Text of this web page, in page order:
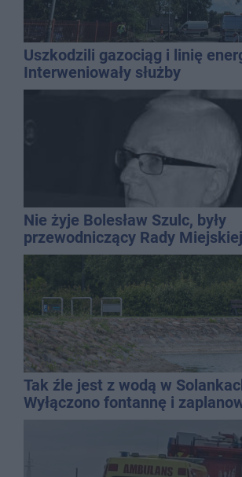
Uszkodzili gazociąg i linię
Interweniowały służby
Nie żyje Bolesław Szulc, były
przewodniczący Rady
dyrektor SP 14
Tak źle jest z wodą w
Wyłączono fontannę i